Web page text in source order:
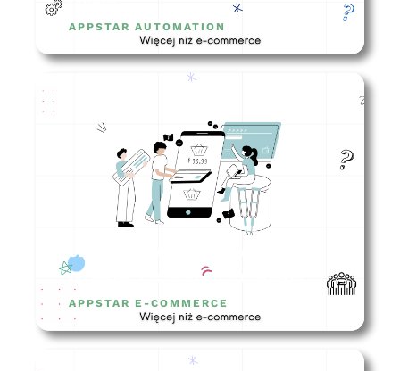
APPSTAR AUTOMATION
Jakie kompetencje powinien
posiadać e-commerce manager?
APPSTAR E-COMMERCE